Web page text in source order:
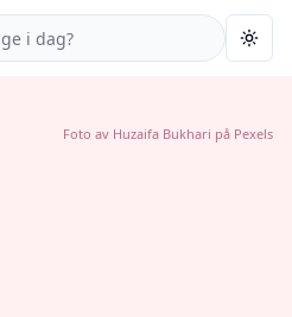
Foto av Huzaifa Bukhari på Pexels